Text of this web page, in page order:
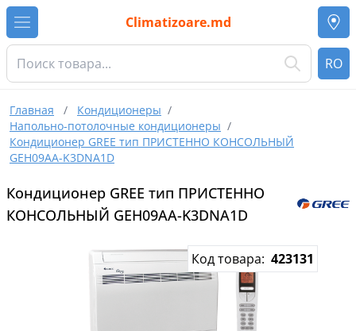
Climatizoare.md
RO
Главная / Кондиционеры /
Напольно-потолочные кондиционеры /
Кондиционер GREE тип ПРИСТЕННО КОНСОЛЬНЫЙ
GEH09AA-K3DNA1D
Кондиционер GREE тип ПРИСТЕННО
КОНСОЛЬНЫЙ GEH09AA-K3DNA1D
Код товара: 423131